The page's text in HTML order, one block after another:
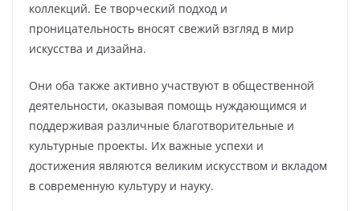
коллекций. Ее творческий подход и
проницательность вносят свежий взгляд в мир
искусства и дизайна.
Они оба также активно участвуют в общественной
деятельности, оказывая помощь нуждающимся и
поддерживая различные благотворительные и
культурные проекты. Их важные успехи и
достижения являются великим искусством и вкладом
в современную культуру и науку.